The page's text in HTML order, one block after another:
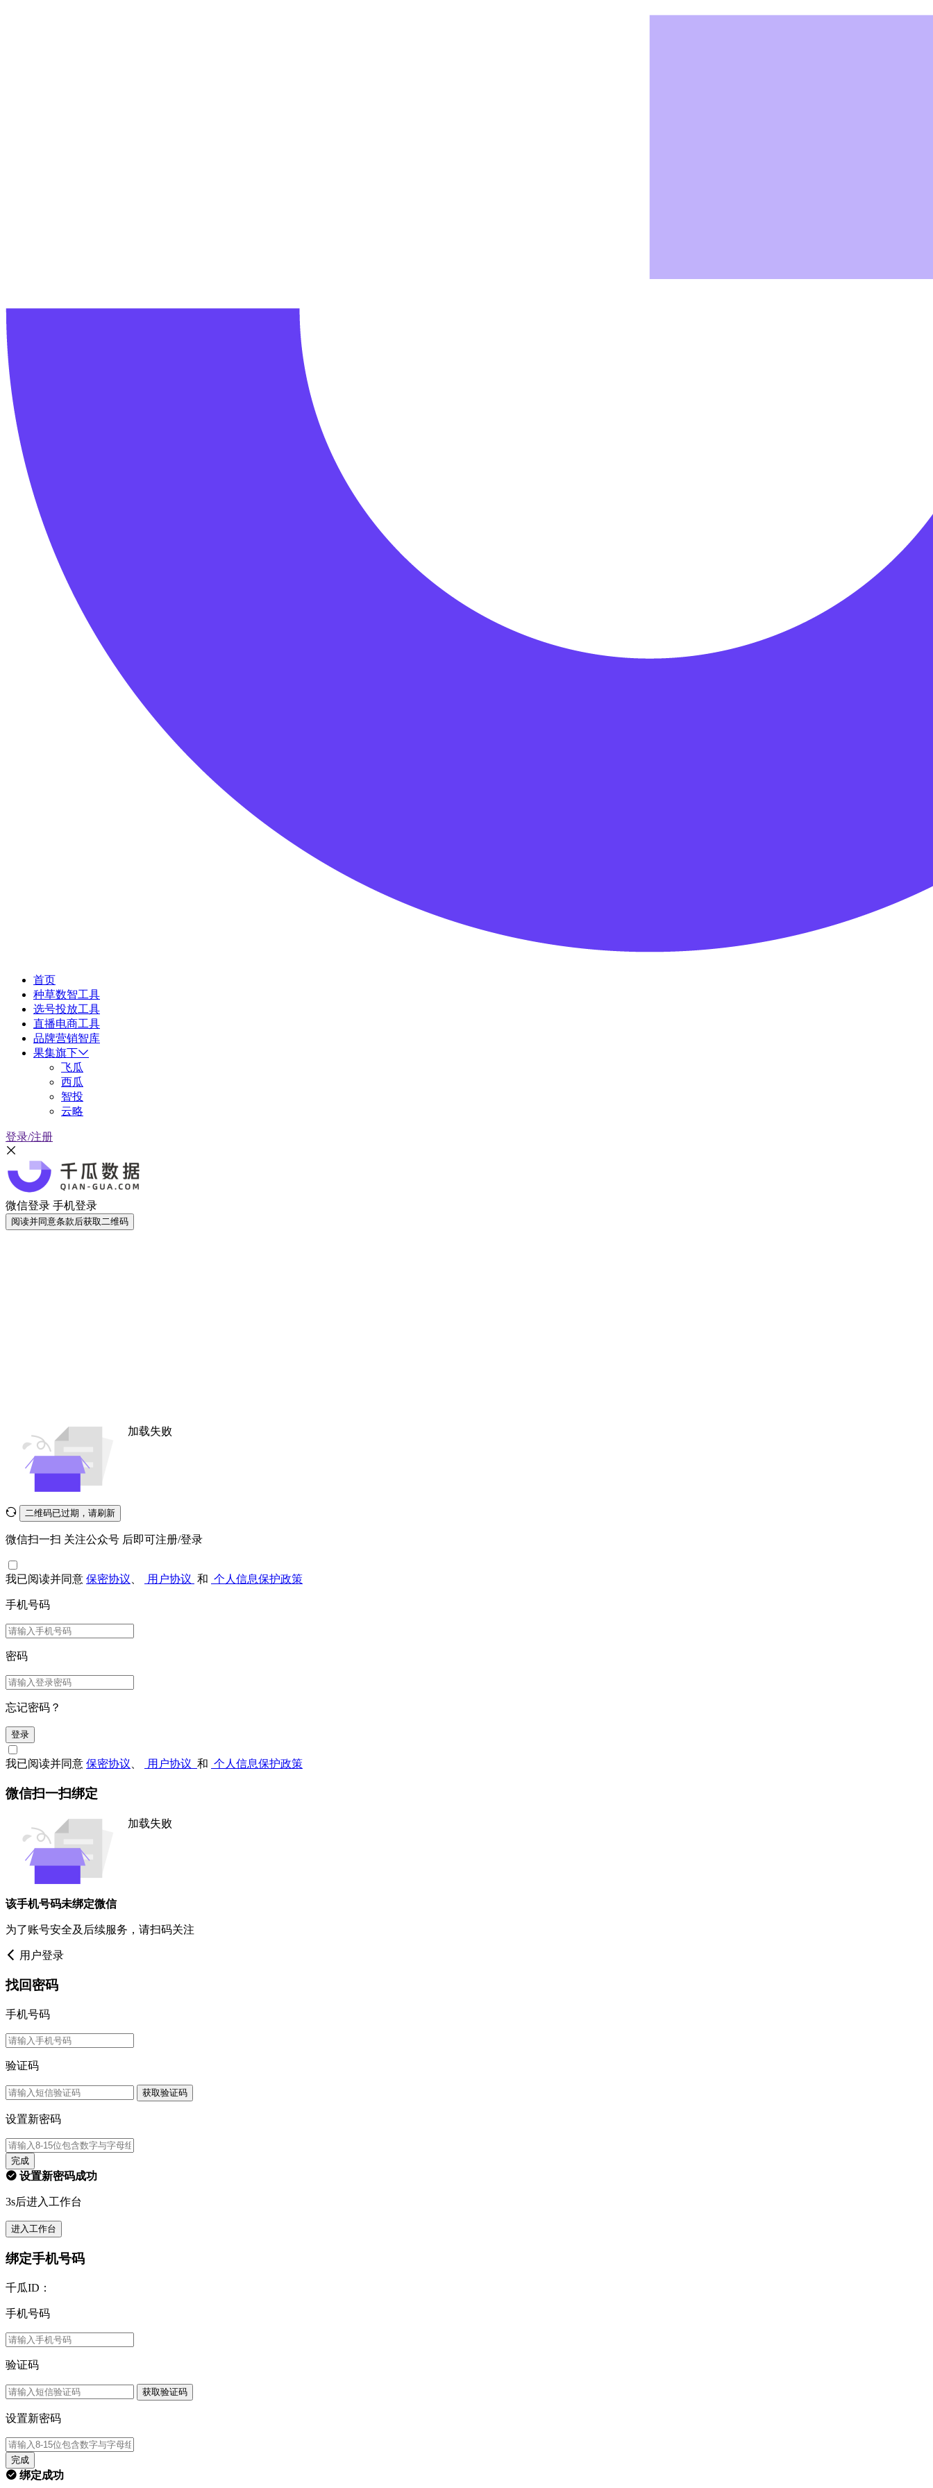
首页
种草数智工具
选号投放工具
直播电商工具
品牌营销智库
果集旗下
飞瓜
西瓜
智投
云略
登录/注册
微信登录 手机登录
阅读并同意条款后获取二维码
加载失败
二维码已过期，请刷新
微信扫一扫 关注公众号 后即可注册/登录
我已阅读并同意 保密协议 用户协议 和 个人信息保护政策
手机号码
密码
忘记密码？
登录
我已阅读并同意 保密协议 用户协议 和 个人信息保护政策
微信扫一扫绑定
加载失败
该手机号码未绑定微信
为了账号安全及后续服务，请扫码关注
用户登录
找回密码
手机号码
验证码
获取验证码
设置新密码
完成
设置新密码成功
3s后进入工作台
进入工作台
绑定手机号码
千瓜ID：
手机号码
验证码
获取验证码
设置新密码
完成
绑定成功